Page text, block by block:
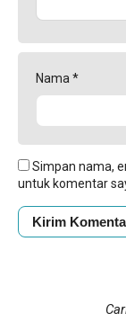
Nama*
Simpan nama,
untuk komentar